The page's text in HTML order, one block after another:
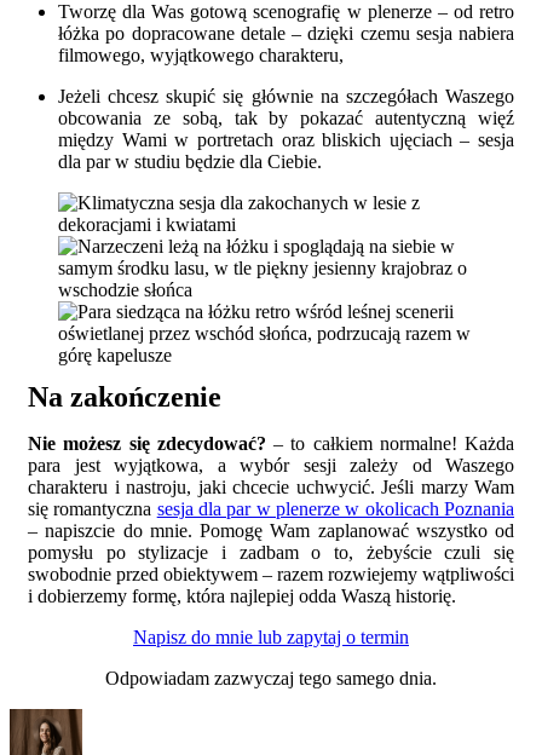
Tworzę dla Was gotową scenografię w plenerze – od retro
łóżka po dopracowane detale – dzięki czemu sesja nabiera
filmowego, wyjątkowego charakteru,
Jeżeli chcesz skupić się głównie na szczegółach Waszego
obcowania ze sobą, tak by pokazać autentyczną więź
między Wami w portretach oraz bliskich ujęciach – sesja
dla par w studiu będzie dla Ciebie.
Na zakończenie
Nie możesz się zdecydować? – to całkiem normalne! Każda
para jest wyjątkowa, a wybór sesji zależy od Waszego
charakteru i nastroju, jaki chcecie uchwycić. Jeśli marzy Wam
się romantyczna sesja dla par w plenerze w okolicach Poznania
– napiszcie do mnie. Pomogę Wam zaplanować wszystko od
pomysłu po stylizacje i zadbam o to, żebyście czuli się
swobodnie przed obiektywem – razem rozwiejemy wątpliwości
i dobierzemy formę, która najlepiej odda Waszą historię.
Napisz do mnie lub zapytaj o termin
Odpowiadam zazwyczaj tego samego dnia.